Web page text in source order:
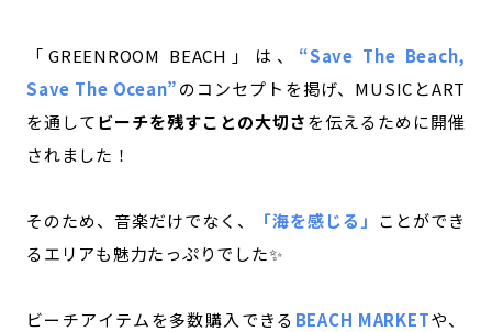
「人」から探す
記事ライター アンバサダー
お問い合わせ
「GREENROOM BEACH」は、 “Save The Beach,
Save The Ocean”のコンセプトを掲げ、MUSICとART
を通してビーチを残すことの大切さを伝えるために開催
されました！
そのため、音楽だけでなく、 「海を感じる」 ことができ
るエリアも魅力たっぷりでした✨
ビーチアイテムを多数購⼊できる BEACH MARKETや、